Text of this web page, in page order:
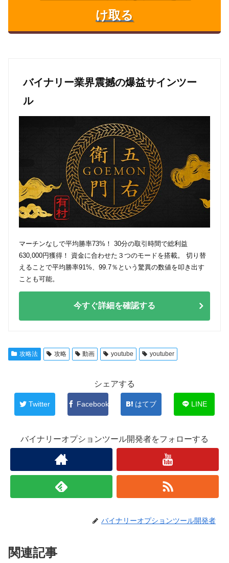
け取る
バイナリー業界震撼の爆益サインツー
ル
マーチンなしで平均勝率73%！ 30分の取引時間で総利益
630,000円獲得！ 資金に合わせた３つのモードを搭載。 切り替
えることで平均勝率91%、99.7％という驚異の数値を叩き出す
ことも可能。
今すぐ詳細を確認する
攻略法 攻略 動画 youtube youtuber
シェアする
Twitter Facebook はてブ LINE
バイナリーオプションツール開発者をフォローする
バイナリーオプションツール開発者
関連記事